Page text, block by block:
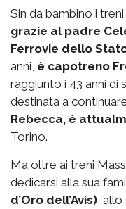
Sin da bambino i
grazie al padre
Ferrovie dello
anni, è capotreno
raggiunto i 43 anni di
destinata a
Rebecca, è
Torino.
Ma oltre ai treni
dedicarsi alla sua
d’Oro dell’Avis) ,